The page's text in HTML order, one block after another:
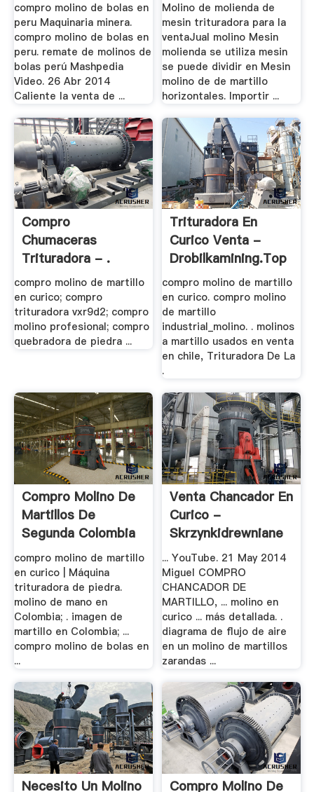
compro molino de bolas en
peru Maquinaria minera.
compro molino de bolas en
peru. remate de molinos de
bolas perú Mashpedia
Video. 26 Abr 2014
Caliente la venta de ...
Molino de molienda de
mesin trituradora para la
ventaJual molino Mesin
molienda se utiliza mesin
se puede dividir en Mesin
molino de de martillo
horizontales. Importir ...
Compro
Chumaceras
Trituradora - .
compro molino de martillo
en curico; compro
trituradora vxr9d2; compro
molino profesional; compro
quebradora de piedra ...
Trituradora En
Curico Venta -
Drobilkamining.top
compro molino de martillo
en curico. compro molino
de martillo
industrial_molino. . molinos
a martillo usados en venta
en chile, Trituradora De La
.
Compro Molino De
Martillos De
Segunda Colombia
compro molino de martillo
en curico | Máquina
trituradora de piedra.
molino de mano en
Colombia; . imagen de
martillo en Colombia; ...
compro molino de bolas en
...
Venta Chancador En
Curico -
Skrzynkidrewniane
... YouTube. 21 May 2014
Miguel COMPRO
CHANCADOR DE
MARTILLO, ... molino en
curico ... más detallada. .
diagrama de flujo de aire
en un molino de martillos
zarandas ...
Necesito Un Molino
Compro Molino De